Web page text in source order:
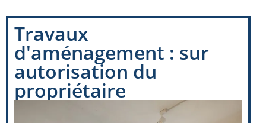
Travaux
d'aménagement : sur
autorisation du
propriétaire